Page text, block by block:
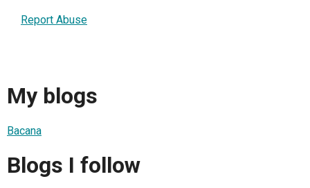
Report Abuse
My blogs
Bacana
Blogs I follow